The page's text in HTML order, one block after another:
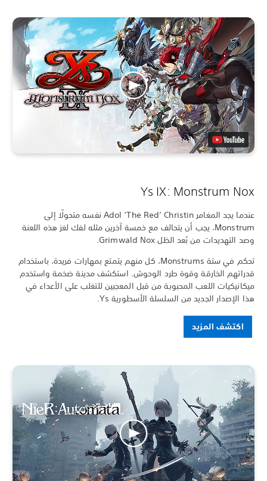
Ys IX: Monstrum Nox
عندما يجد المغامر Adol ‘The Red’ Christin نفسه متحولًا إلى
Monstrum، يجب أن يتحالف مع خمسة آخرين مثله لفك لغز هذه اللعنة
وصد التهديدات من بُعد الظل Grimwald Nox.
تحكم في ستة Monstrums، كل منهم يتمتع بمهارات فريدة، باستخدام
قدراتهم الخارقة وقوة طرد الوحوش. استكشف مدينة ضخمة واستخدم
ميكانيكيات اللعب المحبوبة من قبل المعجبين للتغلب على الأعداء في
هذا الإصدار الجديد من السلسلة الأسطورية Ys.
اكتشف المزيد